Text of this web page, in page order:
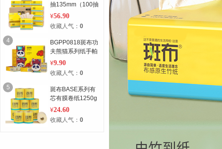
抽135mm（100抽
电商24包装）
¥56.90
收藏人气： 0
4
BGPP0818斑布功
夫熊猫系列纸手帕
¥9.90
收藏人气： 0
5
斑布BASE系列有
芯有膜卷纸1250g
¥24.60
收藏人气： 0